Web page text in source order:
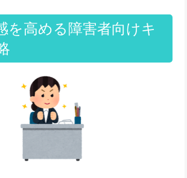
を高める障害者向けキ